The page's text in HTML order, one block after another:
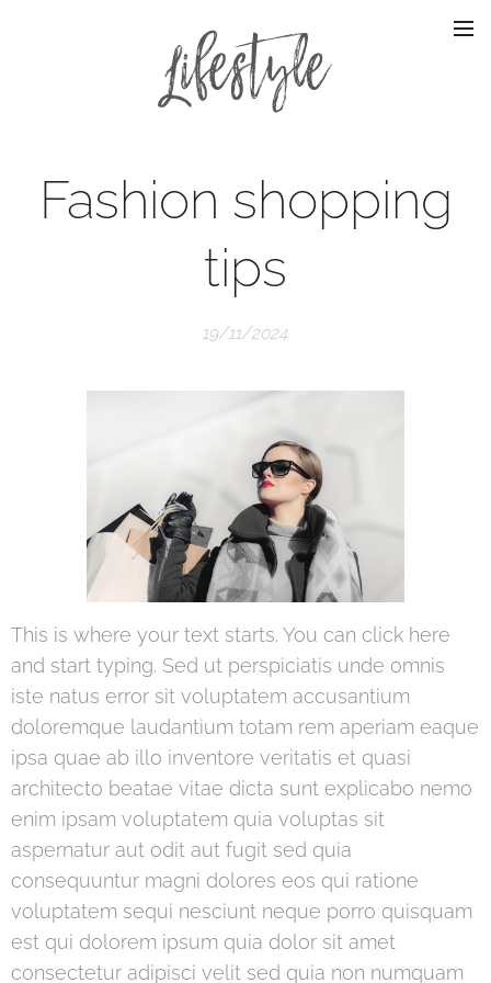
Fashion shopping
tips
19/11/2024
This is where your text starts. You can click here
and start typing. Sed ut perspiciatis unde omnis
iste natus error sit voluptatem accusantium
doloremque laudantium totam rem aperiam eaque
ipsa quae ab illo inventore veritatis et quasi
architecto beatae vitae dicta sunt explicabo nemo
enim ipsam voluptatem quia voluptas sit
aspernatur aut odit aut fugit sed quia
consequuntur magni dolores eos qui ratione
voluptatem sequi nesciunt neque porro quisquam
est qui dolorem ipsum quia dolor sit amet
consectetur adipisci velit sed quia non numquam